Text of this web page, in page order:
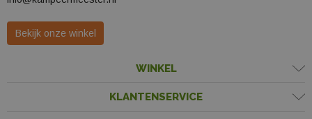
Bekijk onze winkel
WINKEL
KLANTENSERVICE